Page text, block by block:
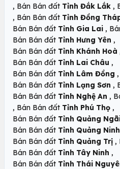
, Bán Bán đất Tỉnh Đắk Lắk ,
, Bán Bán đất Tỉnh Đồng
Bán Bán đất Tỉnh Gia Lai ,
Bán Bán đất Tỉnh Hưng Yên ,
Bán Bán đất Tỉnh Khánh Hoà
Bán Bán đất Tỉnh Lai Châu ,
Bán Bán đất Tỉnh Lâm Đồng ,
Bán Bán đất Tỉnh Lạng Sơn ,
Bán Bán đất Tỉnh Nghệ An ,
, Bán Bán đất Tỉnh Phú Thọ ,
Bán Bán đất Tỉnh Quảng
Bán Bán đất Tỉnh Quảng Ninh
Bán Bán đất Tỉnh Quảng Trị ,
Bán Bán đất Tỉnh Tây Ninh ,
Bán Bán đất Tỉnh Thái